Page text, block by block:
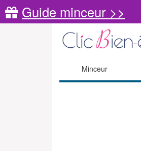
Guide minceur >>
Minceur